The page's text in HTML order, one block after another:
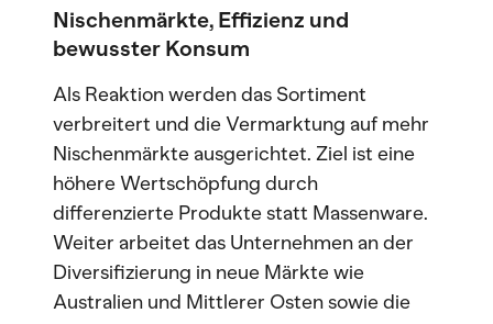
Nischenmärkte, Effizienz und
bewusster Konsum
Als Reaktion werden das Sortiment
verbreitert und die Vermarktung auf mehr
Nischenmärkte ausgerichtet. Ziel ist eine
höhere Wertschöpfung durch
differenzierte Produkte statt Massenware.
Weiter arbeitet das Unternehmen an der
Diversifizierung in neue Märkte wie
Australien und Mittlerer Osten sowie die